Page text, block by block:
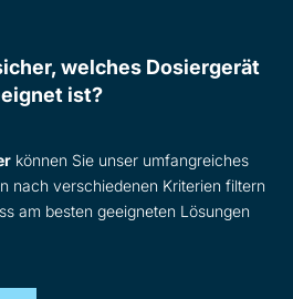
welches Dosiergerät
ist?
können Sie unser umfangreiches
nach verschiedenen Kriterien filtern
am besten geeigneten Lösungen